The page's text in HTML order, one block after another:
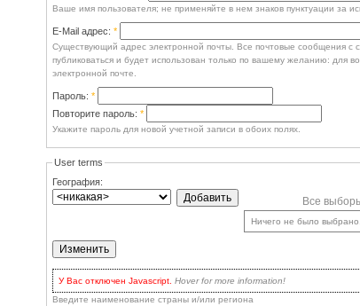
Ваше имя пользователя; не применяйте в нем знаков пунктуации за
E-Mail адрес: *
Существующий адрес электронной почты. Все почтовые сообщения с
публиковаться и будет использован только по вашему желанию: для
электронной почте.
Пароль: *
Повторите пароль: *
Укажите пароль для новой учетной записи в обоих полях.
User terms
География:
Все
Ничего не было выбрано.
У Вас отключен Javascript. Hover for more information!Но нет поводов
для волнения: вы по-прежнему можете пользоваться сайтом! У Вас
есть два варианта:
Введите наименование страны и/или региона